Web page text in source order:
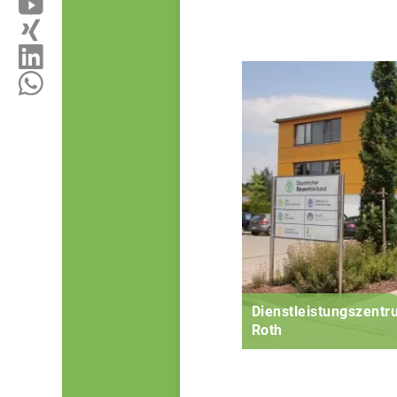
Roth